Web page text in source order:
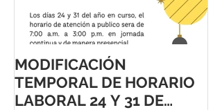
MODIFICACIÓN
TEMPORAL DE HORARIO
LABORAL 24 Y 31 DE